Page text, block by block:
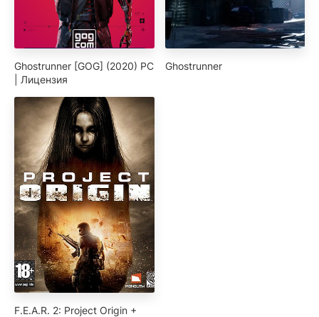
Ghostrunner [GOG] (2020) PC
| Лицензия
Ghostrunner
F.E.A.R. 2: Project Origin +